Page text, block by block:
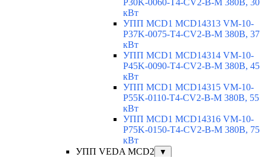
кВт
УПП MCD1 MCD14313 VM-10-
P37K-0075-T4-CV2-B-M 380В, 37
кВт
УПП MCD1 MCD14314 VM-10-
P45K-0090-T4-CV2-B-M 380В, 45
кВт
УПП MCD1 MCD14315 VM-10-
P55K-0110-T4-CV2-B-M 380В, 55
кВт
УПП MCD1 MCD14316 VM-10-
P75K-0150-T4-CV2-B-M 380В, 75
кВт
УПП VEDA MCD2
▼